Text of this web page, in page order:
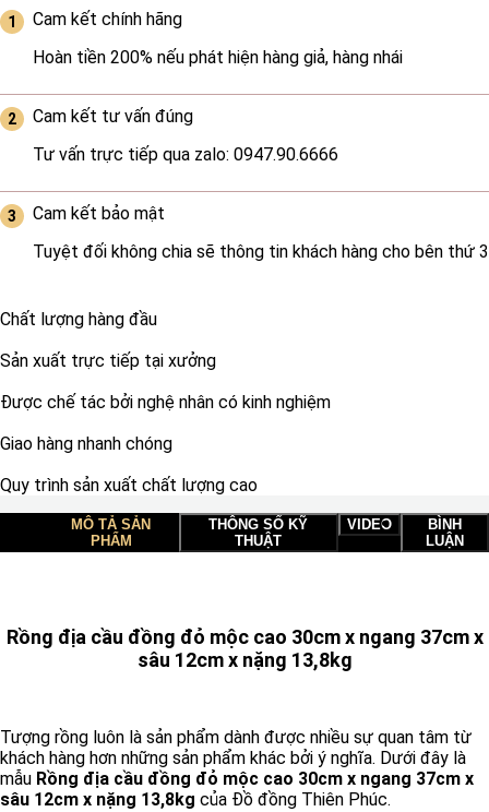
Cam kết chính hãng
Hoàn tiền 200% nếu phát hiện hàng giả, hàng nhái
Cam kết tư vấn đúng
Tư vấn trực tiếp qua zalo: 0947.90.6666
Cam kết bảo mật
Tuyệt đối không chia sẽ thông tin khách hàng cho bên thứ 3
Chất lượng hàng đầu
Sản xuất trực tiếp tại xưởng
Được chế tác bởi nghệ nhân có kinh nghiệm
Giao hàng nhanh chóng
Quy trình sản xuất chất lượng cao
MÔ TẢ SẢN
PHẨM
THÔNG SỐ KỸ
THUẬT
VIDEO
BÌNH
LUẬN
Rồng địa cầu đồng đỏ mộc cao 30cm x ngang 37cm x
sâu 12cm x nặng 13,8kg
Tượng rồng luôn là sản phẩm dành được nhiều sự quan tâm từ
khách hàng hơn những sản phẩm khác bởi ý nghĩa. Dưới đây là
mẫu Rồng địa cầu đồng đỏ mộc cao 30cm x ngang 37cm x
sâu 12cm x nặng 13,8kg của Đồ đồng Thiên Phúc.